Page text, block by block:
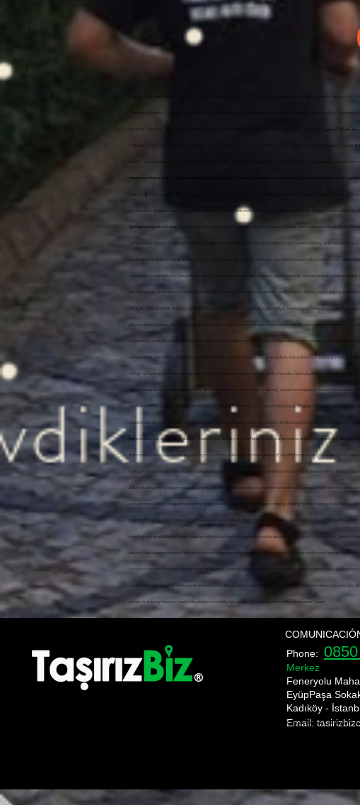
Bağcılar evden eve nakliyat, Kamyonet Nakliye, Kamyonet Kiralama, Yük Taşıma, Piyano Taşıma, Koli Taşıma, Makina Taşıma,
Transporte Dowery, Transporte de camionetas, Transporte en cinta, Transporte de lavadoras, Transporte de lavavajillas,
Avcılar, Avcılar Parça Eşya Taşıma, Avcılar Eşya taşıma,
Goods Transportation, Avcılar Intercity Transportation, Avcılar Urban Transportation, Avcılar Piece Item Transportation,
Phone:
Merkez
​Feneryolu
EyüpPaşa
Kadıköy -
Email:
Pnakliyat fulya nakliyat şişli evden eve nakliyat ANI TAŞIMACILIK ani anı home anı kargo anı nakliyat anı shipping
gültepe makliye mecidiyeköy nakliyat mediciyeköy nakliye moving state nakliyat üsküdar nakliye firmaları esentepe